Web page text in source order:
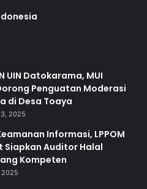
UIN Datokarama, MUI
Penguatan Moderasi
di Desa Toaya
2025
Informasi, LPPOM
Siapkan Auditor Halal
Kompeten
2025